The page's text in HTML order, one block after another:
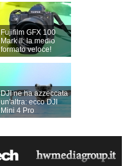
Fujifilm GFX 100
Mark II: la medio
formato veloce!
DJI ne ha azzeccata
un'altra: ecco DJI
Mini 4 Pro